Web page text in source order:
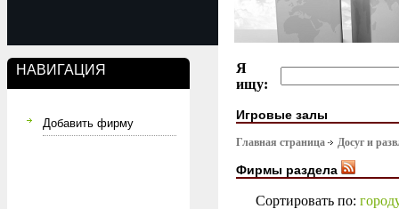
НАВИГАЦИЯ
Добавить фирму
Я
ищу:
Игровые залы
Главная страница Досуг и
Фирмы раздела
Сортировать по: